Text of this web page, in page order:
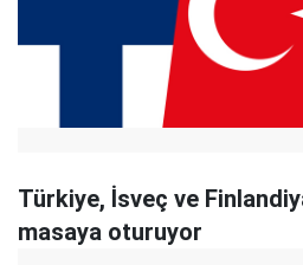
Türkiye, İsveç ve
masaya oturuyor